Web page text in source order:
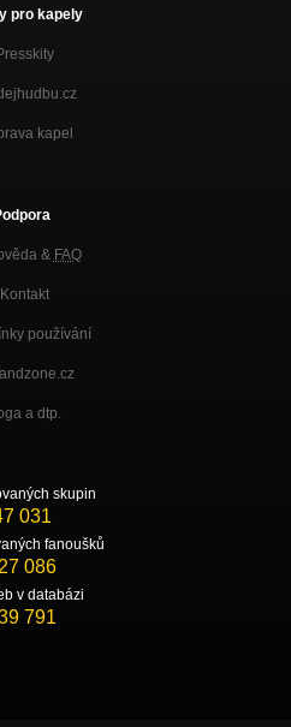
pro kapely
kapel
& FAQ
Kontakt
používání
a dtp.
skupin
031
fanoušků
086
v databázi
791